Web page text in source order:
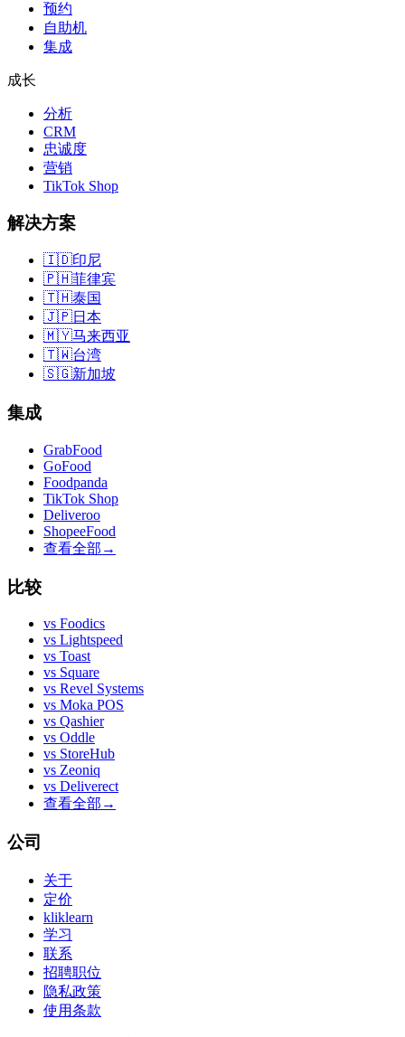
预约
自助机
集成
成长
分析
CRM
忠诚度
营销
TikTok Shop
解决方案
🇮🇩印尼
🇵🇭菲律宾
🇹🇭泰国
🇯🇵日本
🇲🇾马来西亚
🇹🇼台湾
🇸🇬新加坡
集成
GrabFood
GoFood
Foodpanda
TikTok Shop
Deliveroo
ShopeeFood
查看全部 →
比较
vs Foodics
vs Lightspeed
vs Toast
vs Square
vs Revel Systems
vs Moka POS
vs Qashier
vs Oddle
vs StoreHub
vs Zeoniq
vs Deliverect
查看全部 →
公司
关于
定价
kliklearn
学习
联系
招聘职位
隐私政策
使用条款